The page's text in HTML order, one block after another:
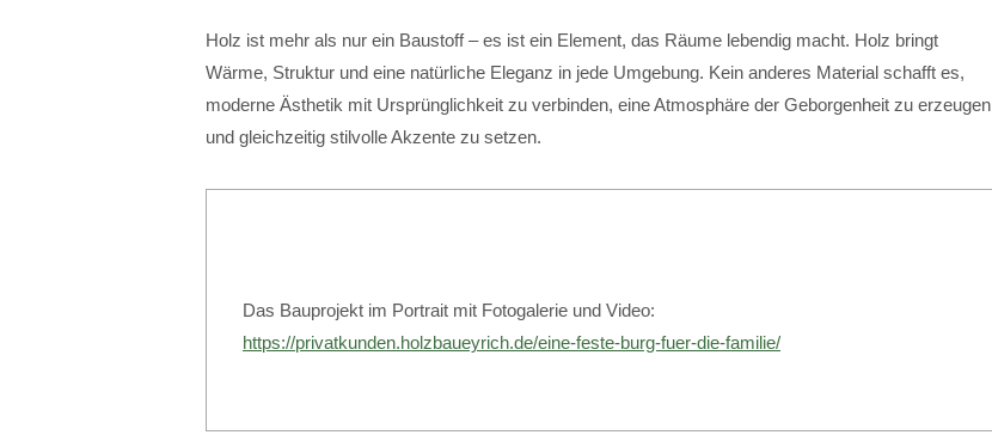
Holz ist mehr als nur ein Baustoff – es ist ein Element, das Räume lebendig macht. Holz bringt
Wärme, Struktur und eine natürliche Eleganz in jede Umgebung. Kein anderes Material schafft es,
moderne Ästhetik mit Ursprünglichkeit zu verbinden, eine Atmosphäre der Geborgenheit zu erzeugen
und gleichzeitig stilvolle Akzente zu setzen.
Das Bauprojekt im Portrait mit Fotogalerie und Video:
https://privatkunden.holzbaueyrich.de/eine-feste-burg-fuer-die-familie/